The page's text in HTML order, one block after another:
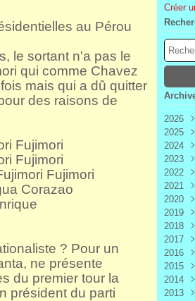
au Pérou
le sortant n'a pas le
qui comme Chavez
mais qui a dû quitter
des raisons de
Fujimori
Fujimori
Fujimori
Corazao
? Pour un
ne présente
du premier tour la
président du parti
Créer
2026
Août
Juin
Mai
Avril
Mars
2025
Août
Juin
Mai
Avril
Mars
2024
Août
Juin
Mai
Avril
Mars
2023
Août
Juin
Mai
Avril
Mars
2022
Août
Juin
Mai
Avril
2021
Août
Juin
Mai
2020
Août
Juin
2019
Août
2018
Août
2017
2016
2015
2014
2013